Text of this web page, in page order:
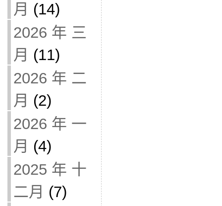
月 (14)
2026 年 三
月 (11)
2026 年 二
月 (2)
2026 年 一
月 (4)
2025 年 十
二月 (7)